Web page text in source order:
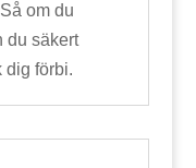
om du
du säkert
dig förbi.